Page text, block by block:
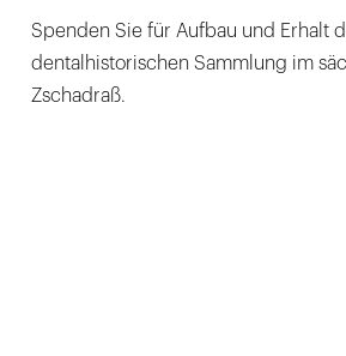
Spenden Sie für Aufbau und Erhalt
dentalhistorischen Sammlung im
Zschadraß.